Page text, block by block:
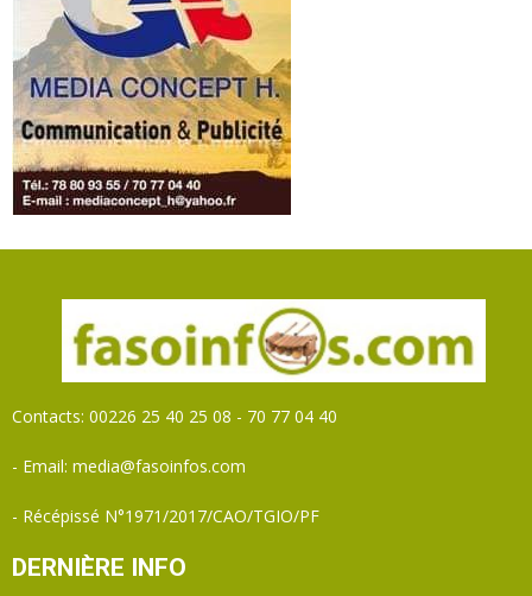
Contacts: 00226 25 40 25 08 - 70 77 04 40
- Email: media@fasoinfos.com
- Récépissé N°1971/2017/CAO/TGIO/PF
DERNIÈRE INFO